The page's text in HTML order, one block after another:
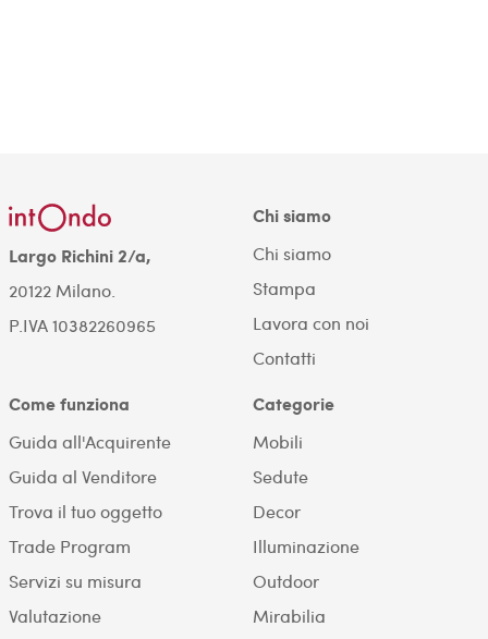
Largo Richini 2/a,
20122 Milano.
P.IVA 10382260965
Chi siamo
Chi siamo
Stampa
Lavora con noi
Contatti
Come funziona
Guida all'Acquirente
Guida al Venditore
Trova il tuo oggetto
Trade Program
Servizi su misura
Valutazione
Categorie
Mobili
Sedute
Decor
Illuminazione
Outdoor
Mirabilia